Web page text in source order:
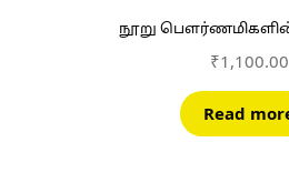
நூறு
₹1,100.00
Read